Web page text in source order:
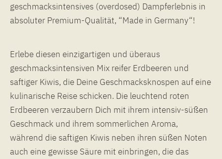
geschmacksintensives (overdosed) Dampferlebnis in
absoluter Premium-Qualität, “Made in Germany“!
Erlebe diesen einzigartigen und überaus
geschmacksintensiven Mix reifer Erdbeeren und
saftiger Kiwis, die Deine Geschmacksknospen auf eine
kulinarische Reise schicken. Die leuchtend roten
Erdbeeren verzaubern Dich mit ihrem intensiv-süßen
Geschmack und ihrem sommerlichen Aroma,
während die saftigen Kiwis neben ihren süßen Noten
auch eine gewisse Säure mit einbringen, die das